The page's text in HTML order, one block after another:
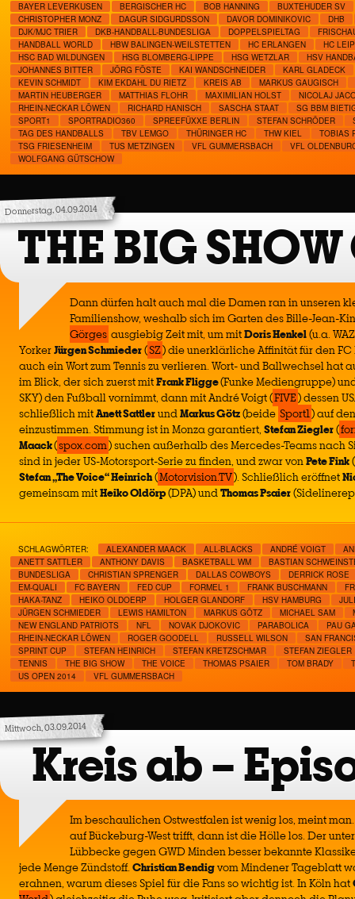
BAYER LEVERKUSEN
BERGISCHER HC BOB HANNING
BUXTEHUDER SV
CHRISTOPHER MONZ
DAGUR SIDGURDSSON DAVOR DOMINIKOVIC
DHB
DJK/MJC TRIER
DKB-HANDBALL-BUNDESLIGA DOPPELSPIELTAG
HANDBALL WORLD
HBW BALINGEN-WEILSTETTEN HC ERLANGEN
HC
HSC BAD WILDUNGEN
HSG BLOMBERG-LIPPE HSG WETZLAR
HSV
JOHANNES BITTER
JÖRG FÖSTE KAI WANDSCHNEIDER
KARL GLADECK
KEVIN SCHMIDT
KIM EKDAHL DU RIETZ KREIS AB
MARKUS GAUGISCH
MARTIN HEUBERGER
MATTHIAS FLOHR MAXIMILIAN HOLST
NICOLAJ
RHEIN-NECKAR LÖWEN
RICHARD HANISCH SASCHA STAAT
SG BBM
SPORT1
SPORTRADIO360 SPREEFÜXXE BERLIN STEFAN SCHRÖDER
TAG DES HANDBALLS
TBV LEMGO THÜRINGER HC THW KIEL
TOBIAS
TSG FRIESENHEIM
TUS METZINGEN VFL GUMMERSBACH
VFL
WOLFGANG GÜTSCHOW
Donnerstag, 04.09.2014
THE BIG
Dann dürfen halt auch mal die Damen ran in unseren
Familienshow, weshalb sich im Garten des Bille-Jean-
Görges ausgiebig Zeit mit, um mitDoris Henkel(u.a.
YorkerJürgen Schmieder(SZ) die unerklärliche Affinität für den
auch ein Wort zum Tennis zu verlieren. Wort- und Ballwechsel hat
im Blick, der sich zuerst mitFrank Fligge(Funke Mediengruppe)
SKY) den Fußball vornimmt, dann mit André Voigt (FIVE) dessen
schließlich mitAnett SattlerundMarkus Götz(beide Sport1) auf
einzustimmen. Stimmung ist in Monza garantiert, Stefan Ziegler(
Maack(spox.com) suchen außerhalb des Mercedes-Teams nach
sind in jeder US-Motorsport-Serie zu finden, und zwar vonPete Fink(
Stefan „The Voice“ Heinrich(Motorvision.TV). Schließlich eröffnet
gemeinsam mitHeiko Oldörp(DPA) undThomas Psaier
SCHLAGWÖRTER: ALEXANDER MAACK ALL-BLACKS ANDRÉ VOIGT
ANETT SATTLER
ANTHONY DAVIS BASKETBALL WM
BASTIAN
BUNDESLIGA
CHRISTIAN SPRENGER DALLAS COWBOYS
DERRICK ROSE
EM-QUALI
FC BAYERN FED CUP FORMEL 1 FRANK BUSCHMANN
HAKA-TANZ
HEIKO OLDOERP HOLGER GLANDORF HSV HAMBURG
JÜRGEN SCHMIEDER
LEWIS HAMILTON MARKUS GÖTZ MICHAEL SAM
NEW ENGLAND PATRIOTS
NFL NOVAK DJOKOVIC PARABOLICA
PAU
RHEIN-NECKAR LÖWEN
ROGER GOODELL RUSSELL WILSON
SAN
SPRINT CUP
STEFAN HEINRICH STEFAN KRETZSCHMAR
STEFAN ZIEGLER
TENNIS
THE BIG SHOW THE VOICE THOMAS PSAIER TOM BRADY
US OPEN 2014
VFL GUMMERSBACH
Mittwoch, 03.09.2014
Kreis ab –
Im beschaulichen Ostwestfalen ist wenig los, meint
auf Bückeburg-West trifft, dann ist die Hölle los. Der
Lübbecke gegen GWD Minden besser bekannte
jede Menge Zündstoff.Christian Bendigvom Mindener Tageblatt
erahnen, warum dieses Spiel für die Fans so wichtig ist. In Köln hat